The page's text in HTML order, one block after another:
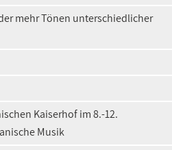
mehr Tönen unterschiedlicher
Kaiserhof im 8.-12.
Musik